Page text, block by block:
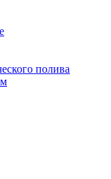
полива